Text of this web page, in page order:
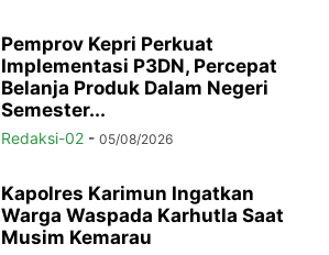
Pemprov Kepri Perkuat
Implementasi P3DN, Percepat
Belanja Produk Dalam Negeri
Semester...
Redaksi-02 - 05/08/2026
Kapolres Karimun Ingatkan
Warga Waspada Karhutla Saat
Musim Kemarau